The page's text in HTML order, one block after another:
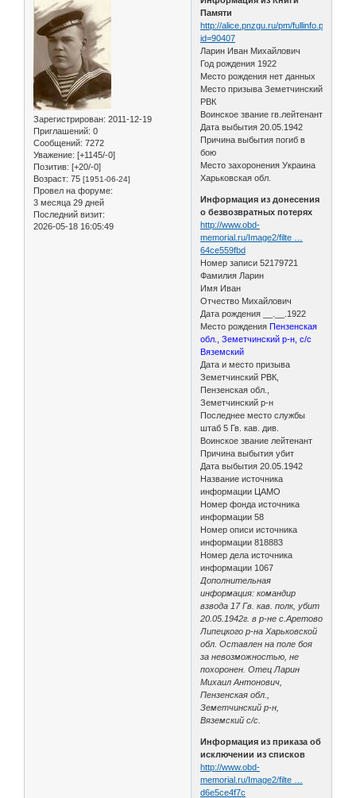
Зарегистрирован: 2011-12-19
Приглашений: 0
Сообщений: 7272
Уважение: [+1145/-0]
Позитив: [+20/-0]
Возраст: 75 [1951-06-24]
Провел на форуме:
3 месяца 29 дней
Последний визит:
2026-05-18 16:05:49
Памяти
http://alice.pnzgu.ru/pm/fullinfo.php?
id=90407
Ларин Иван Михайлович
Год рождения 1922
Место рождения нет данных
Место призыва Земетчинский
РВК
Воинское звание гв.лейтенант
Дата выбытия 20.05.1942
Причина выбытия погиб в
бою
Место захоронения Украина
Харьковская обл.
Информация из донесения
о безвозвратных потерях
http://www.obd-
memorial.ru/Image2/filte …
64ce559fbd
Номер записи 52179721
Фамилия Ларин
Имя Иван
Отчество Михайлович
Дата рождения __.__.1922
Место рожденияПензенская
обл., Земетчинский р-н, с/с
Вяземский
Дата и место призыва
Земетчинский РВК,
Пензенская обл.,
Земетчинский р-н
Последнее место службы
штаб 5 Гв. кав. див.
Воинское звание лейтенант
Причина выбытия убит
Дата выбытия 20.05.1942
Название источника
информации ЦАМО
Номер фонда источника
информации 58
Номер описи источника
информации 818883
Номер дела источника
информации 1067
Дополнительная
информация: командир
взвода 17 Гв. кав. полк, убит
20.05.1942г. в р-не с.Аретово
Липецкого р-на Харьковской
обл. Оставлен на поле боя
за невозможностью, не
похоронен. Отец Ларин
Михаил Антонович,
Пензенская обл.,
Земетчинский р-н,
Вяземский с/с.
Информация из приказа об
исключении из списков
http://www.obd-
memorial.ru/Image2/filte …
d6e5ce4f7c